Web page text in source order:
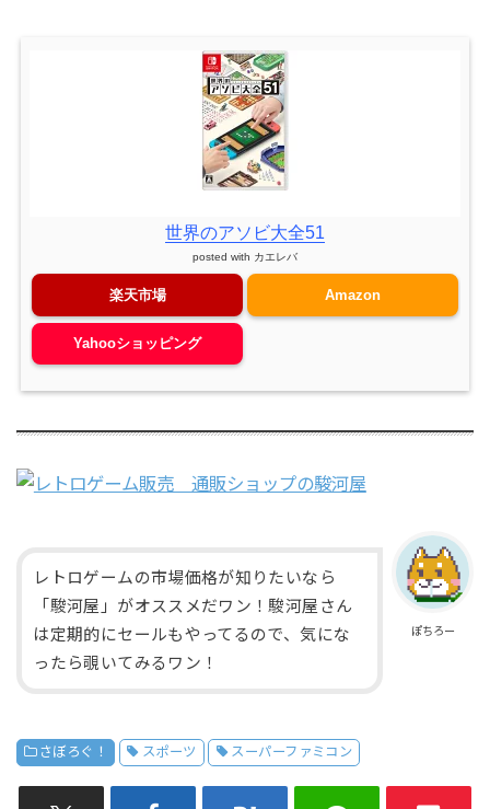
世界のアソビ大全51
posted with カエレバ
楽天市場 Amazon
Yahooショッピング
ぽちろー
レトロゲームの市場価格が知りたいなら
「駿河屋」がオススメだワン！駿河屋さん
は定期的にセールもやってるので、気にな
ったら覗いてみるワン！
さぼろぐ！ スポーツ スーパーファミコン